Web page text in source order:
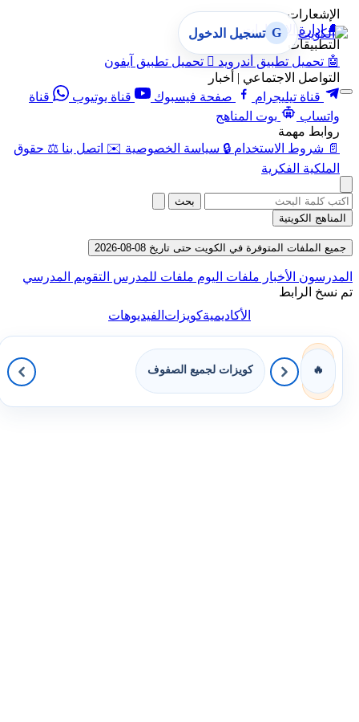
الإشعارات
🔔 إدارة الإشعارات
التطبيقات
🤖 تحميل تطبيق أندرويد  تحميل تطبيق آيفون
التواصل الاجتماعي | أخبار
قناة تيليجرام
صفحة فيسبوك قناة يوتيوب
قناة
واتساب
بوت المناهج
روابط مهمة
📄 شروط الاستخدام 🔒 سياسة الخصوصية ✉️ اتصل بنا ⚖️ حقوق
الملكية الفكرية
G تسجيل الدخول
بحث
المناهج الكويتية
جميع الملفات المتوفرة في الكويت حتى تاريخ 08-08-2026
المدرسون الأخبار ملفات اليوم ملفات للمدرس التقويم المدرسي
تم نسخ الرابط
الأكاديميةكويزاتالفيديوهات
🔥 كويزات لجميع الصفوف